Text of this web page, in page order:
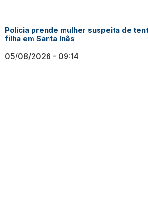
Polícia prende mulher suspeita de
filha em Santa Inês
05/08/2026 09:14